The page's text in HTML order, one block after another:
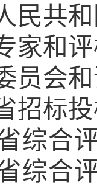
民共
家和
员会
招标
省综合
省综合